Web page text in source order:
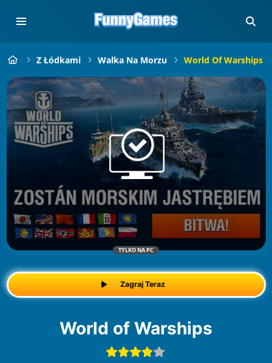
Z Łódkami Walka Na Morzu World Of Warships
TYLKO NA PC
Zagraj Teraz
World of Warships